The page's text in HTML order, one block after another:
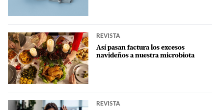
REVISTA
Así pasan factura los excesos
navideños a nuestra microbiota
REVISTA